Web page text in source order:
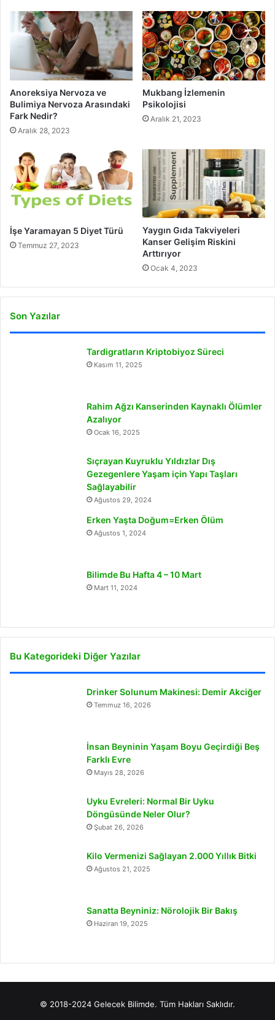
Anoreksiya Nervoza ve
Bulimiya Nervoza Arasındaki
Fark Nedir?
Aralık 28, 2023
Mukbang İzlemenin
Psikolojisi
Aralık 21, 2023
İşe Yaramayan 5 Diyet Türü
Temmuz 27, 2023
Yaygın Gıda Takviyeleri
Kanser Gelişim Riskini
Arttırıyor
Ocak 4, 2023
Son Yazılar
Tardigratların Kriptobiyoz Süreci
Kasım 11, 2025
Rahim Ağzı Kanserinden Kaynaklı Ölümler
Azalıyor
Ocak 16, 2025
Sıçrayan Kuyruklu Yıldızlar Dış
Gezegenlere Yaşam için Yapı Taşları
Sağlayabilir
Ağustos 29, 2024
Erken Yaşta Doğum=Erken Ölüm
Ağustos 1, 2024
Bilimde Bu Hafta 4 – 10 Mart
Mart 11, 2024
Bu Kategorideki Diğer Yazılar
Drinker Solunum Makinesi: Demir Akciğer
Temmuz 16, 2026
İnsan Beyninin Yaşam Boyu Geçirdiği Beş
Farklı Evre
Mayıs 28, 2026
Uyku Evreleri: Normal Bir Uyku
Döngüsünde Neler Olur?
Şubat 26, 2026
Kilo Vermenizi Sağlayan 2.000 Yıllık Bitki
Ağustos 21, 2025
Sanatta Beyniniz: Nörolojik Bir Bakış
Haziran 19, 2025
© 2018-2024 Gelecek Bilimde. Tüm Hakları Saklıdır.